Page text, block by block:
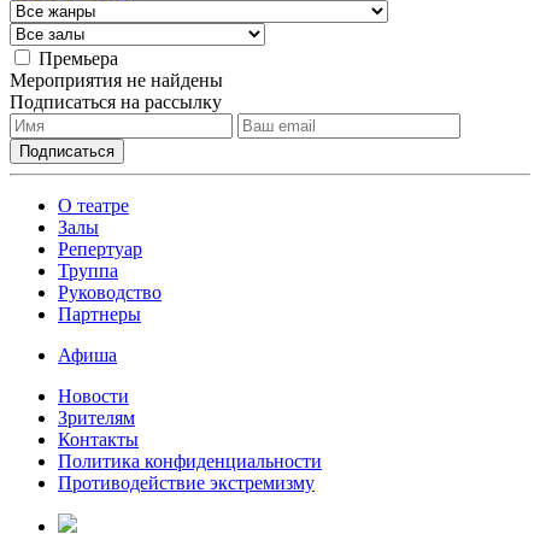
Премьера
Мероприятия не найдены
Подписаться на рассылку
О театре
Залы
Репертуар
Труппа
Руководство
Партнеры
Афиша
Новости
Зрителям
Контакты
Политика конфиденциальности
Противодействие экстремизму